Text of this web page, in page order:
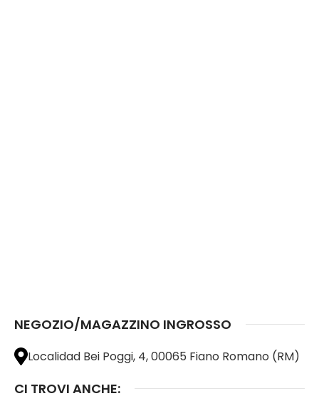
NEGOZIO/MAGAZZINO INGROSSO
Localidad Bei Poggi, 4, 00065 Fiano Romano (RM)
CI TROVI ANCHE: